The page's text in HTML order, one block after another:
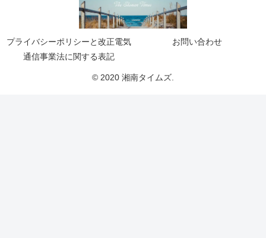
プライバシーポリシーと改正電気
通信事業法に関する表記
お問い合わせ
© 2020 湘南タイムズ.